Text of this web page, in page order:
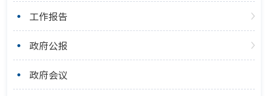
工作报告
政府公报
政府会议